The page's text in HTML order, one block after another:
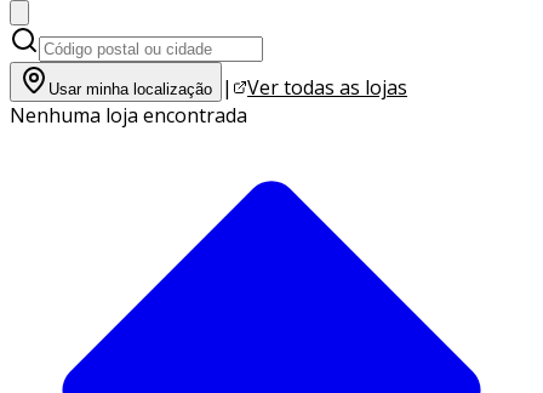
Usar minha localização |
Ver todas as lojas
Nenhuma loja encontrada